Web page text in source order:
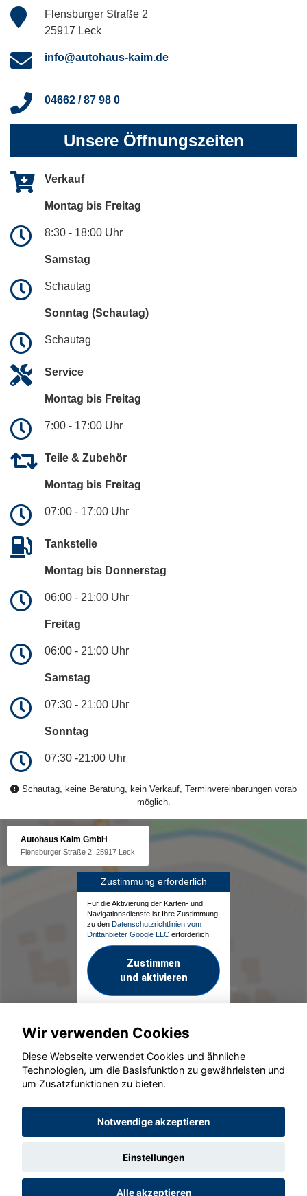
Flensburger Straße 2
25917 Leck
info@autohaus-kaim.de
04662 / 87 98 0
Unsere Öffnungszeiten
Verkauf
Montag bis Freitag
8:30 - 18:00 Uhr
Samstag
Schautag
Sonntag (Schautag)
Schautag
Service
Montag bis Freitag
7:00 - 17:00 Uhr
Teile & Zubehör
Montag bis Freitag
07:00 - 17:00 Uhr
Tankstelle
Montag bis Donnerstag
06:00 - 21:00 Uhr
Freitag
06:00 - 21:00 Uhr
Samstag
07:30 - 21:00 Uhr
Sonntag
07:30 -21:00 Uhr
Schautag, keine Beratung, kein Verkauf, Terminvereinbarungen vorab
möglich.
Autohaus Kaim GmbH
Flensburger Straße 2, 25917 Leck
Zustimmung erforderlich
Für die Aktivierung der Karten- und
Navigationsdienste ist Ihre Zustimmung
zu den Datenschutzrichtlinien vom
Drittanbieter Google LLC erforderlich.
Zustimmen
und aktivieren
© konjunkturmotor.de GmbH 2020 - 2026
Wir verwenden Cookies
Diese Webseite verwendet Cookies und ähnliche
Technologien, um die Basisfunktion zu gewährleisten und
um Zusatzfunktionen zu bieten.
Notwendige akzeptieren
Einstellungen
Alle akzeptieren